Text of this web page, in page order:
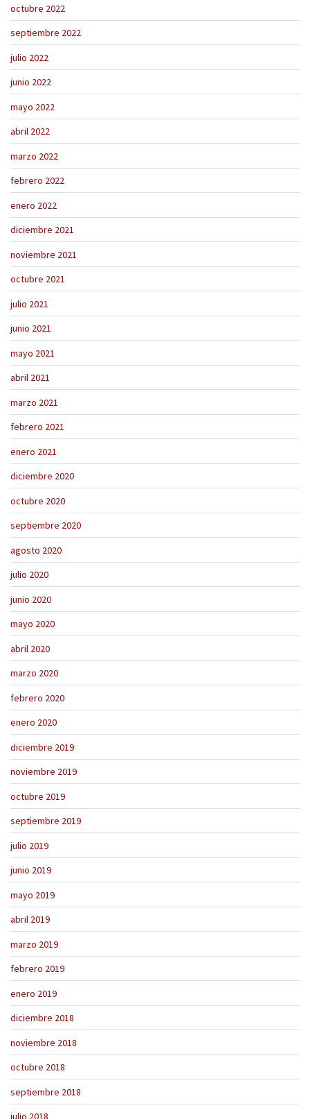
octubre 2022
septiembre 2022
julio 2022
junio 2022
mayo 2022
abril 2022
marzo 2022
febrero 2022
enero 2022
diciembre 2021
noviembre 2021
octubre 2021
julio 2021
junio 2021
mayo 2021
abril 2021
marzo 2021
febrero 2021
enero 2021
diciembre 2020
octubre 2020
septiembre 2020
agosto 2020
julio 2020
junio 2020
mayo 2020
abril 2020
marzo 2020
febrero 2020
enero 2020
diciembre 2019
noviembre 2019
octubre 2019
septiembre 2019
julio 2019
junio 2019
mayo 2019
abril 2019
marzo 2019
febrero 2019
enero 2019
diciembre 2018
noviembre 2018
octubre 2018
septiembre 2018
julio 2018